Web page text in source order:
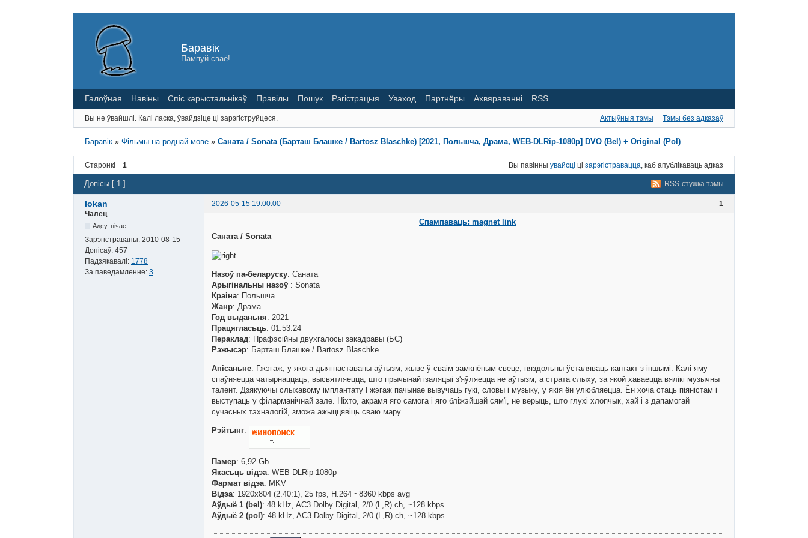
Баравік
Пампуй сваё!
Галоўная Навіны Спіс карыстальнікаў Правілы Пошук Рэгістрацыя Уваход Партнёры Ахвяраванні RSS
Вы не ўвайшлі. Калі ласка, ўвайдзіце ці зарэгіструйцеся. Актыўныя тэмы Тэмы без адказаў
Баравік »Фільмы на роднай мове »Саната / Sonata (Барташ Блашке / Bartosz Blaschke) [2021, Польшча, Драма, WEB-DLRip-1080p] DVO (Bel) + Original (Pol)
Старонкі 1 Вы павінны увайсці ці зарэгістравацца , каб апублікаваць адказ
RSS-стужка тэмы
Допісы [ 1 ]
1
lokan
2026-05-15 19:00:00
Чалец
Адсутнічае
Зарэгістраваны: 2010-08-15
Допісаў: 457
Падзякавалі: 1778
За паведамленне: 3
Спампаваць: magnet link
Саната / Sonata
Назоў па-беларуску: Саната
Арыгінальны назоў : Sonata
Краіна: Польшча
Жанр: Драма
Год выданьня: 2021
Працягласьць: 01:53:24
Пераклад: Прафэсійны двухгалосы закадравы (БС)
Рэжысэр: Барташ Блашке / Bartosz Blaschke
Апісаньне: Гжэгаж, у якога дыягнаставаны аўтызм, жыве ў сваім замкнёным свеце, няздольны ўсталяваць кантакт з іншымі. Калі яму
спаўняецца чатырнаццаць, высвятляецца, што прычынай ізаляцыі з'яўляецца не аўтызм, а страта слыху, за якой хаваецца вялікі музычны
талент. Дзякуючы слыхавому імплантату Гжэгаж пачынае вывучаць гукі, словы і музыку, у якія ён улюбляецца. Ён хоча стаць піяністам і
выступаць у філарманічнай зале. Ніхто, акрамя яго самога і яго бліжэйшай сям'і, не верыць, што глухі хлопчык, хай і з дапамогай
сучасных тэхналогій, зможа ажыццявіць сваю мару.
Рэйтынг:
Памер: 6,92 Gb
Якасьць відэа: WEB-DLRip-1080p
Фармат відэа: MKV
Відэа: 1920x804 (2.40:1), 25 fps, H.264 ~8360 kbps avg
Аўдыё 1 (bel): 48 kHz, AC3 Dolby Digital, 2/0 (L,R) ch, ~128 kbps
Аўдыё 2 (pol): 48 kHz, AC3 Dolby Digital, 2/0 (L,R) ch, ~128 kbps